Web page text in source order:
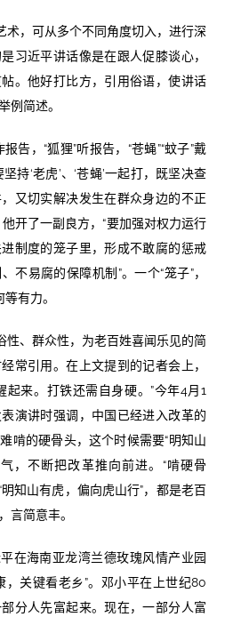
术，可从多个不同角度切入，进行深
习近平讲话像是在跟人促膝谈心，
。他好打比方，引用俗语，使讲话
例简述。
告，“狐狸”听报告，“苍蝇”“蚊子”戴
持‘老虎’、‘苍蝇’一起打，既坚决查
又切实解决发生在群众身边的不正
开了一副良方，“要加强对权力运行
制度的笼子里，形成不敢腐的惩戒
不易腐的保障机制”。一个“笼子”，
有力。
性、群众性，为老百姓喜闻乐见的简
常引用。在上文提到的记者会上，
起来。打铁还需自身硬。”今年4月1
演讲时强调，中国已经进入改革的
啃的硬骨头，这个时候需要“明知山
，不断把改革推向前进。“啃硬骨
明知山有虎，偏向虎山行”，都是老百
言简意丰。
在海南亚龙湾兰德玫瑰风情产业园
，关键看老乡”。邓小平在上世纪80
分人先富起来。现在，一部分人富